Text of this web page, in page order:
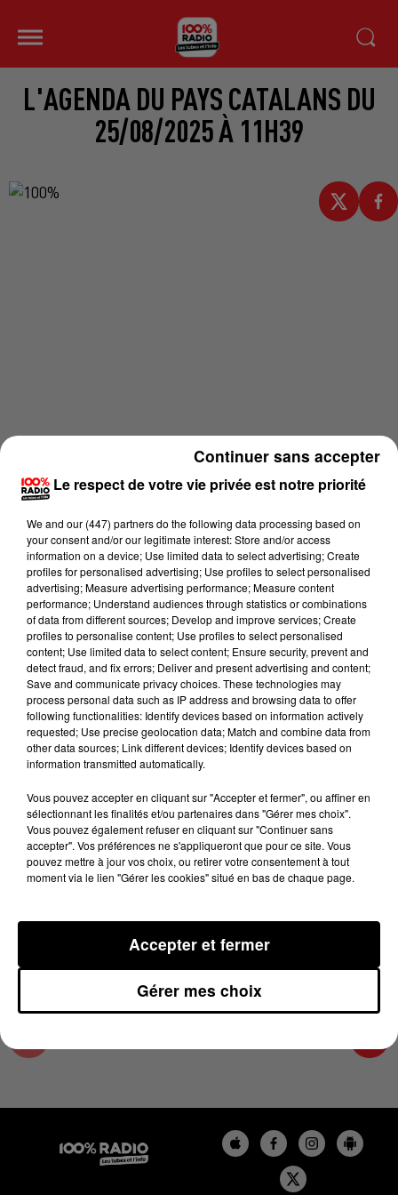
L'AGENDA DU PAYS CATALANS DU
25/08/2025 À 11H39
Lecture (1 min 9 sec)
100%
100% Radio l'agenda du Pays catalans
25 août 2025 - 1 min 9 sec
L'AGENDA DU PAYS CATALANS DU 25/08/2025
À 11H39
L'agenda du Pays catalan
Le respect de votre vie privée est notre priorité
We and our (447) partnersdo the following data processing based on
your consent and/or our legitimate interest: Store and/or access
information on a device; Use limited data to select advertising; Create
profiles for personalised advertising; Use profiles to select personalised
advertising; Measure advertising performance; Measure content
performance; Understand audiences through statistics or combinations
of data from different sources; Develop and improve services; Create
profiles to personalise content; Use profiles to select personalised
content; Use limited data to select content; Ensure security, prevent and
detect fraud, and fix errors; Deliver and present advertising and content;
Save and communicate privacy choices. These technologies may
process personal data such as IP address and browsing data to offer
following functionalities: Identify devices based on information actively
requested; Use precise geolocation data; Match and combine data from
other data sources; Link different devices; Identify devices based on
information transmitted automatically.
Vous pouvez accepter en cliquant sur "Accepter et fermer", ou affiner en
sélectionnant les finalités et/ou partenaires dans "Gérer mes choix".
Vous pouvez également refuser en cliquant sur "Continuer sans
accepter". Vos préférences ne s'appliqueront que pour ce site. Vous
pouvez mettre à jour vos choix, ou retirer votre consentement à tout
moment via le lien "Gérer les cookies" situé en bas de chaque page.
Gérer mes choix
Accepter et fermer
Continuer sans accepter